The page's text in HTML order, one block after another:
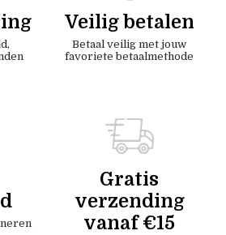
Veilig betalen
Betaal veilig met jouw
favoriete betaalmethode
Gratis
verzending
vanaf €15